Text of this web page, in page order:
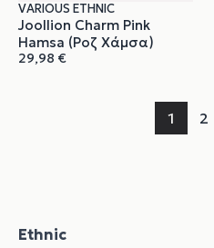
VARIOUS ETHNIC
Joollion Charm Pink
Hamsa (Ροζ Χάμσα)
29,98 €
1 2
Ethnic